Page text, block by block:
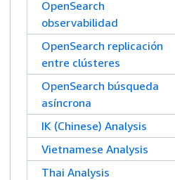
OpenSearch
observabilidad
OpenSearch replicación
entre clústeres
OpenSearch búsqueda
asíncrona
IK (Chinese) Analysis
Vietnamese Analysis
Thai Analysis